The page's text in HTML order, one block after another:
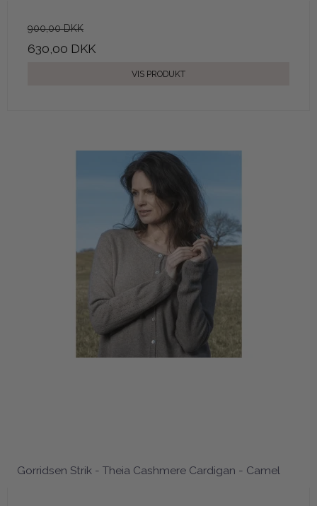
900,00 DKK
630,00 DKK
VIS PRODUKT
Gorridsen Strik - Theia Cashmere Cardigan - Camel